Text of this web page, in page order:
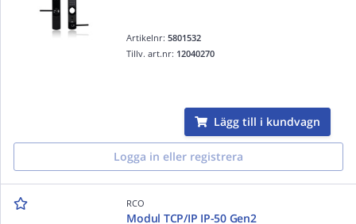
Artikelnr:5801532
Tillv. art.nr: 12040270
Lägg till i kundvagn
Logga in eller registrera
RCO
Modul TCP/IP IP-50 Gen2